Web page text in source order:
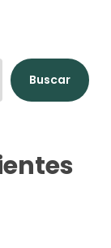
Buscar